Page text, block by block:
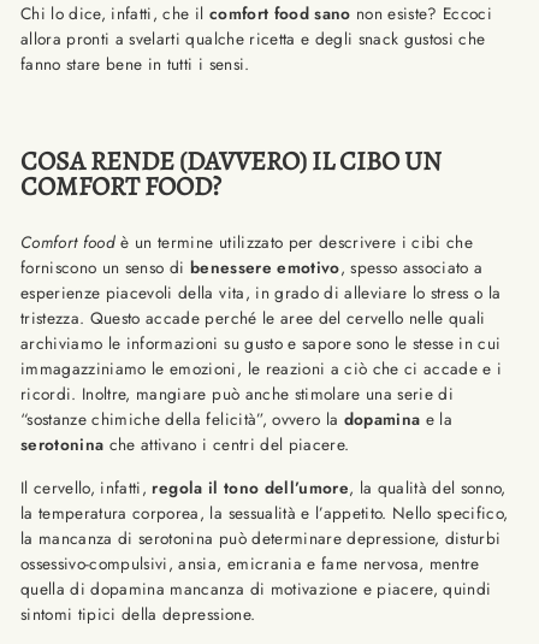
Chi lo dice, infatti, che il comfort food sano non esiste? Eccoci
allora pronti a svelarti qualche ricetta e degli snack gustosi che
fanno stare bene in tutti i sensi.
COSA RENDE (DAVVERO) IL CIBO UN
COMFORT FOOD?
Comfort food è un termine utilizzato per descrivere i cibi che
forniscono un senso di benessere emotivo, spesso associato a
esperienze piacevoli della vita, in grado di alleviare lo stress o la
tristezza. Questo accade perché le aree del cervello nelle quali
archiviamo le informazioni su gusto e sapore sono le stesse in cui
immagazziniamo le emozioni, le reazioni a ciò che ci accade e i
ricordi. Inoltre, mangiare può anche stimolare una serie di
“sostanze chimiche della felicità”, ovvero la dopamina e la
serotonina che attivano i centri del piacere.
Il cervello, infatti,regola il tono dell’umore, la qualità del sonno,
la temperatura corporea, la sessualità e l’appetito. Nello specifico,
la mancanza di serotonina può determinare depressione, disturbi
ossessivo-compulsivi, ansia, emicrania e fame nervosa, mentre
quella di dopamina mancanza di motivazione e piacere, quindi
sintomi tipici della depressione.